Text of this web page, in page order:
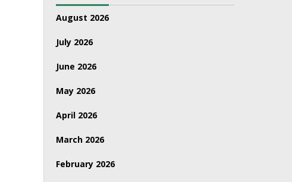
August 2026
July 2026
June 2026
May 2026
April 2026
March 2026
February 2026